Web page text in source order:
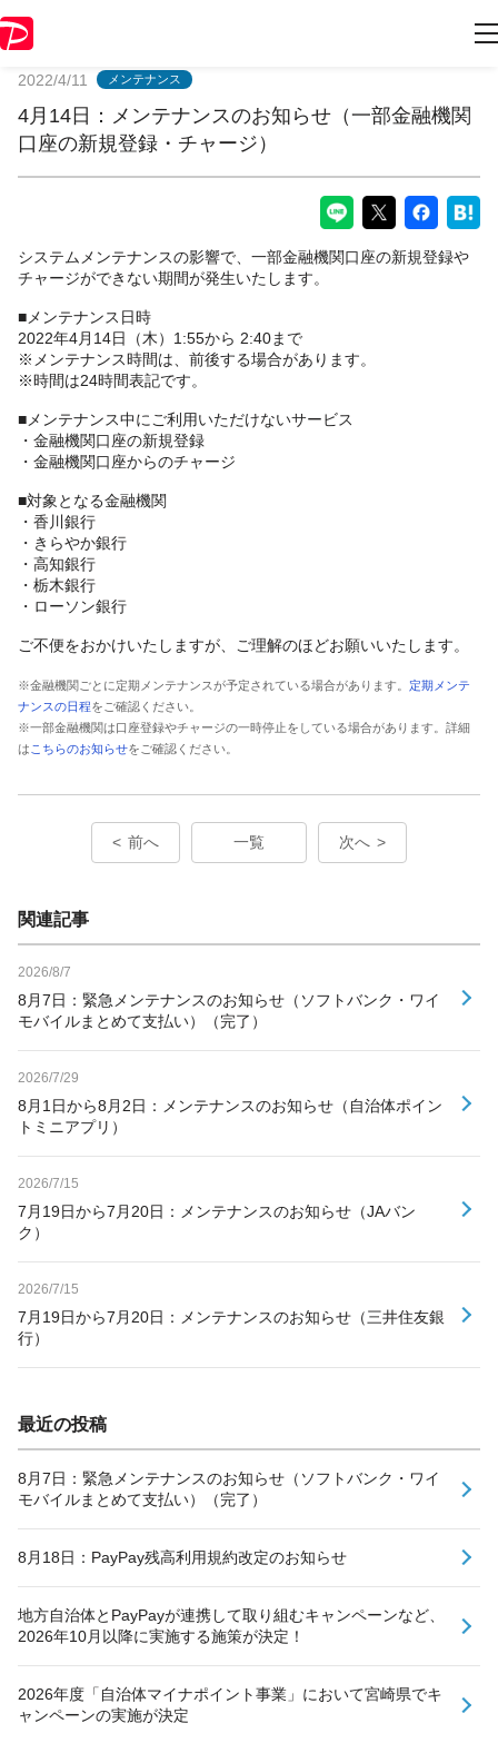
2022/4/11 メンテナンス
4月14日：メンテナンスのお知らせ（一部金融機関
口座の新規登録・チャージ）
システムメンテナンスの影響で、一部金融機関口座の新規登録や
チャージができない期間が発生いたします。
■メンテナンス日時
2022年4月14日（木）1:55から 2:40まで
※メンテナンス時間は、前後する場合があります。
※時間は24時間表記です。
■メンテナンス中にご利用いただけないサービス
・金融機関口座の新規登録
・金融機関口座からのチャージ
■対象となる金融機関
・香川銀行
・きらやか銀行
・高知銀行
・栃木銀行
・ローソン銀行
ご不便をおかけいたしますが、ご理解のほどお願いいたします。
※金融機関ごとに定期メンテナンスが予定されている場合があります。 定期メンテ
ナンスの日程をご確認ください。
※一部金融機関は口座登録やチャージの一時停止をしている場合があります。詳細
は こちらのお知らせをご確認ください。
前へ 一覧 次へ
関連記事
2026/8/7
8月7日：緊急メンテナンスのお知らせ（ソフトバンク・ワイ
モバイルまとめて支払い）（完了）
2026/7/29
8月1日から8月2日：メンテナンスのお知らせ（自治体ポイン
トミニアプリ）
2026/7/15
7月19日から7月20日：メンテナンスのお知らせ（JAバン
ク）
2026/7/15
7月19日から7月20日：メンテナンスのお知らせ（三井住友銀
行）
最近の投稿
8月7日：緊急メンテナンスのお知らせ（ソフトバンク・ワイ
モバイルまとめて支払い）（完了）
8月18日：PayPay残高利用規約改定のお知らせ
地方自治体とPayPayが連携して取り組むキャンペーンなど、
2026年10月以降に実施する施策が決定！
2026年度「自治体マイナポイント事業」において宮崎県でキ
ャンペーンの実施が決定